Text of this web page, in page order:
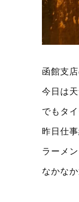
函館支
今日は
でもタ
昨日仕
ラーメ
なかな